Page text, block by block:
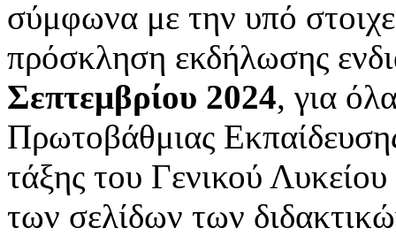
σύμφωνα με την υπό
πρόσκληση εκδήλωσης
Σεπτεμβρίου 2024, για
Πρωτοβάθμιας
τάξης του Γενικού
των σελίδων των